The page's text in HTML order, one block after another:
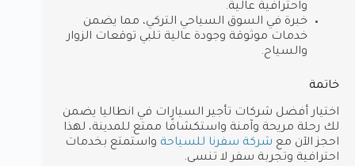
واحترافية عالية.
خبرة في السوق السياحي التركي، مما يضمن
خدمات موثوقة وجودة عالية تلبي توقعات الزوار
والسياح.
خاتمة
اختيار أفضل شركات تأجير السيارات في انطاليا يضمن
لك رحلة مريحة وآمنة واستكشافًا ممتع للمدينة، لهذا
احجز الآن مع شركة سفرنا للسياحة واستمتع بخدمات
احترافية وتجربة سفر لا تنسى.